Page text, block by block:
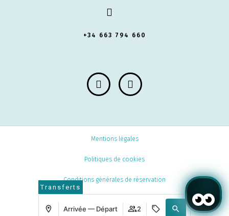
+34 663 794 660
Mentions légales
Politiques de cookies
Conditions générales de réservation
Mirai
Transferts
Arrivée — Départ 2